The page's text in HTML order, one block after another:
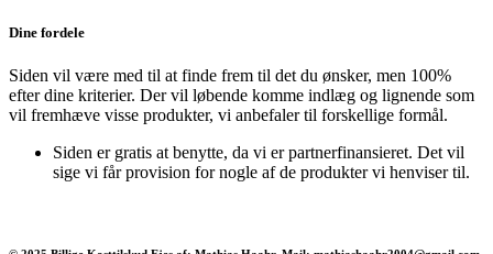
Dine fordele
Siden vil være med til at finde frem til det du ønsker, men 100%
efter dine kriterier. Der vil løbende komme indlæg og lignende som
vil fremhæve visse produkter, vi anbefaler til forskellige formål.
Siden er gratis at benytte, da vi er partnerfinansieret. Det vil
sige vi får provision for nogle af de produkter vi henviser til.